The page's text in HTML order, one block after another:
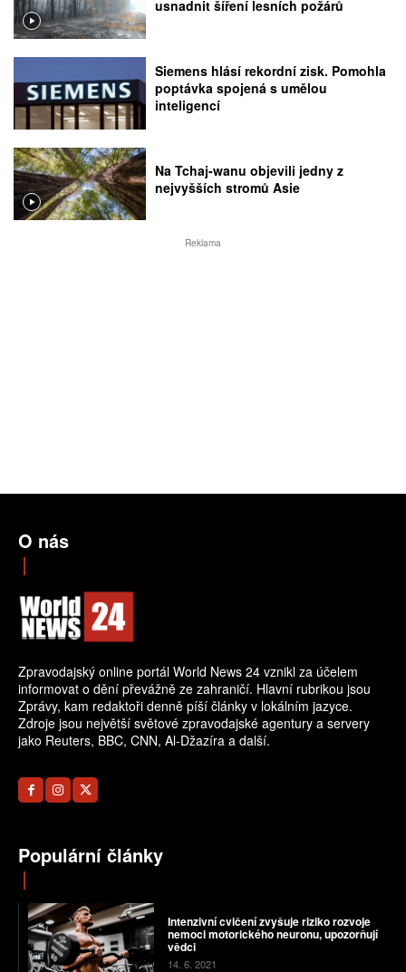
usnadnit šíření lesních požárů
Siemens hlásí rekordní zisk. Pomohla
poptávka spojená s umělou
inteligencí
Na Tchaj-wanu objevili jedny z
nejvyšších stromů Asie
Reklama
O nás
Zpravodajský online portál World News 24 vznikl za účelem
informovat o dění převážně ze zahraničí. Hlavní rubrikou jsou
Zprávy, kam redaktoři denně píší články v lokálním jazyce.
Zdroje jsou největší světové zpravodajské agentury a servery
jako Reuters, BBC, CNN, Al-Džazíra a další.
Populární články
Intenzivní cvičení zvyšuje riziko rozvoje
nemoci motorického neuronu, upozorňují
vědci
14. 6. 2021